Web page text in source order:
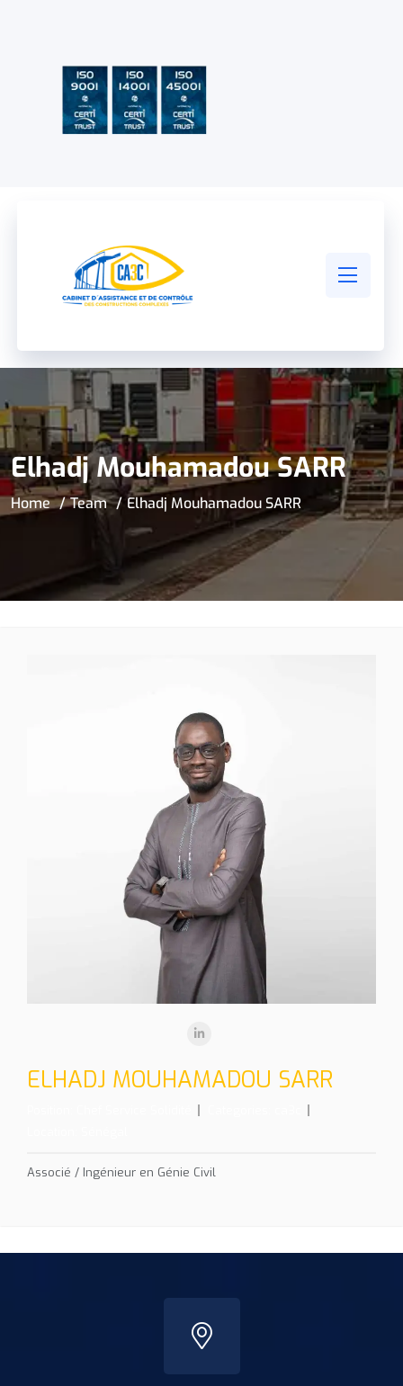
Elhadj Mouhamadou SARR
Home Team Elhadj Mouhamadou SARR
ELHADJ MOUHAMADOU SARR
Associé / Ingénieur en Génie Civil